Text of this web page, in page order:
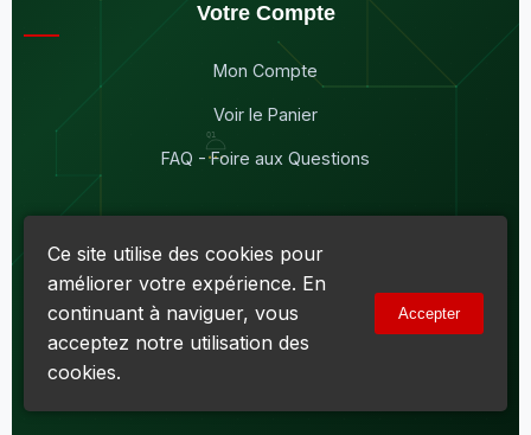
Votre Compte
Mon Compte
Voir le Panier
FAQ - Foire aux Questions
© 2026Maddison Électronique Inc.
Politique de confidentialité & Cookies|
Conditions d'utilisation
Numéro d'entreprise du Québec (NEQ) :
R138919030RT0001 • TVQ : 10-1702-3051TQ0001
Ce site utilise des cookies pour
améliorer votre expérience. En
continuant à naviguer, vous
acceptez notre utilisation des
cookies.
Accepter